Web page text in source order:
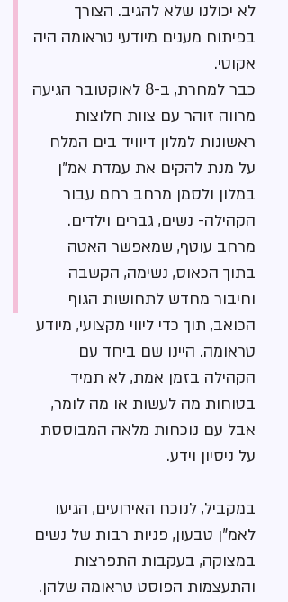
לא יכולנו שלא להגיב. הצורך
בפיתוח מענים מיודעי טראומה היה
אקוטי.
כבר למחרת, ב-8 לאוקטובר הגיעה
מרווה זוהר עם צוות חלוצות
ראשונות למלון דיוויד בים המלח
על מנת להקים את עמדת אמ"ן
במלון ולסמן מרחב רחם עבור
הקהילה- נשים, גברים וילדים.
מרחב עוטף, שמאפשר האטה
בתוך הכאוס, נשימה, הקשבה
וחיבור מחדש לתחושות הגוף
הכואב, תוך כדי ליווי מקצועי, מיודע
טראומה. היינו שם ביחד עם
הקהילה בזמן אמת, לא תמיד
בטוחות מה לעשות או מה לומר,
אבל עם נוכחות מלאה המבוססת
על ניסיון וידע.
במקביל, לנוכח האירועים, הגיעו
לאמ"ן טבעון, פניות רבות של נשים
במצוקה, בעקבות התפרצות
והתעצמות הפוסט טראומה שלהן.